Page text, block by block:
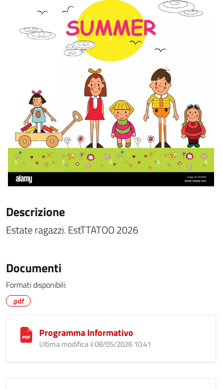
Descrizione
Estate ragazzi. EstTTATOO 2026
Documenti
Formati disponibili:
.pdf
Programma Informativo
Ultima modifica il 08/05/2026 10:41